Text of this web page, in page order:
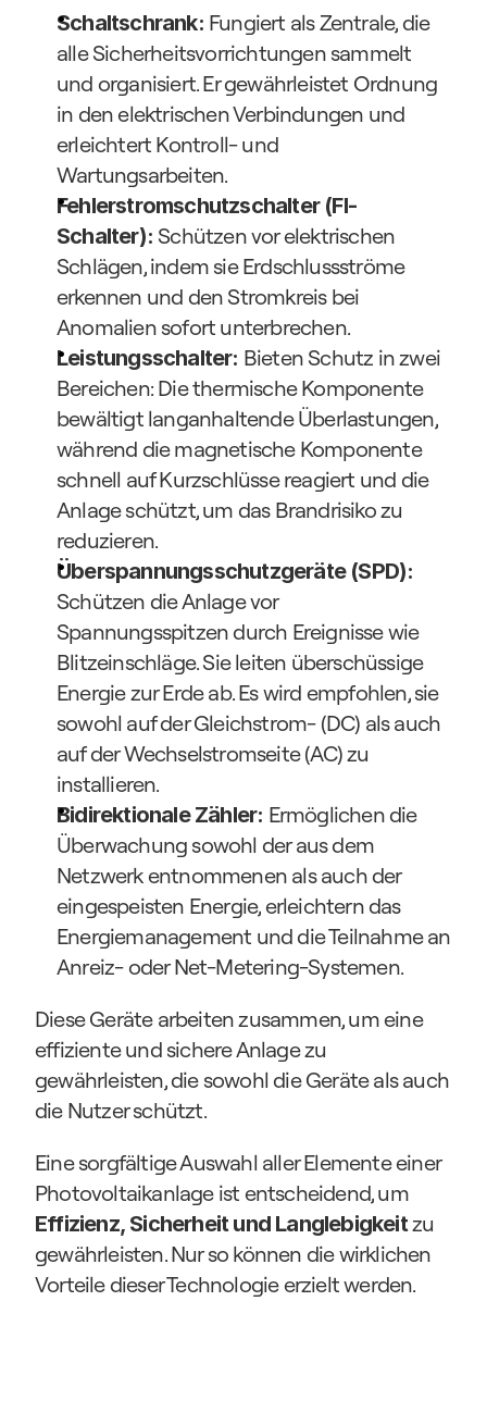
Schaltschrank: Fungiert als Zentrale, die
alle Sicherheitsvorrichtungen sammelt
und organisiert. Er gewährleistet Ordnung
in den elektrischen Verbindungen und
erleichtert Kontroll- und
Wartungsarbeiten.
Fehlerstromschutzschalter (FI-
Schalter): Schützen vor elektrischen
Schlägen, indem sie Erdschlussströme
erkennen und den Stromkreis bei
Anomalien sofort unterbrechen.
Leistungsschalter: Bieten Schutz in zwei
Bereichen: Die thermische Komponente
bewältigt langanhaltende Überlastungen,
während die magnetische Komponente
schnell auf Kurzschlüsse reagiert und die
Anlage schützt, um das Brandrisiko zu
reduzieren.
Schützen die Anlage vor
Spannungsspitzen durch Ereignisse wie
Blitzeinschläge. Sie leiten überschüssige
Energie zur Erde ab. Es wird empfohlen, sie
sowohl auf der Gleichstrom- (DC) als auch
auf der Wechselstromseite (AC) zu
installieren.
Bidirektionale Zähler: Ermöglichen die
Überwachung sowohl der aus dem
Netzwerk entnommenen als auch der
eingespeisten Energie, erleichtern das
Energiemanagement und die Teilnahme an
Anreiz- oder Net-Metering-Systemen.
Diese Geräte arbeiten zusammen, um eine
effiziente und sichere Anlage zu
gewährleisten, die sowohl die Geräte als auch
die Nutzer schützt.
Eine sorgfältige Auswahl aller Elemente einer
Photovoltaikanlage ist entscheidend, um
Effizienz, Sicherheit und Langlebigkeit zu
gewährleisten. Nur so können die wirklichen
Vorteile dieser Technologie erzielt werden.